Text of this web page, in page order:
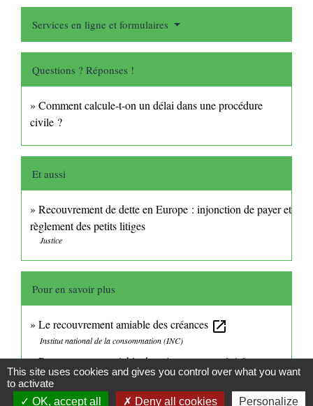
Services en ligne et formulaires
Questions ? Réponses !
Comment calcule-t-on un délai dans une procédure
civile ?
Et aussi
Recouvrement de dette en Europe : injonction de payer et
règlement des petits litiges
Justice
Pour en savoir plus
Le recouvrement amiable des créances open_in_new
Institut national de la consommation (INC)
Recouvrement amiable de créance : recourir à la
procédure simplifiéeopen_in_new
Institut national de la consommation (INC)
This site uses cookies and gives you control over what you want
to activate
OK, accept all
Deny all cookies Personalize